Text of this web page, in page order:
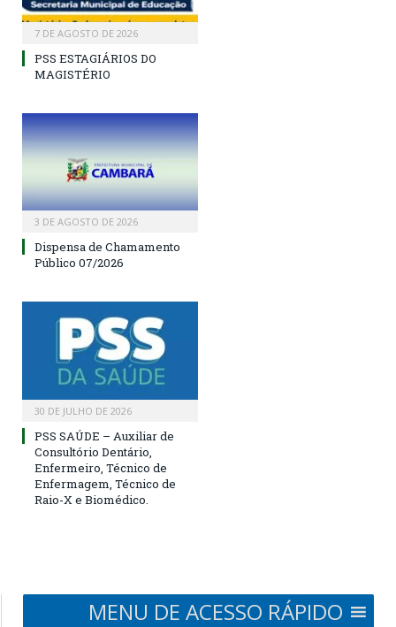
7 DE AGOSTO DE 2026
PSS ESTAGIÁRIOS DO
MAGISTÉRIO
3 DE AGOSTO DE 2026
Dispensa de Chamamento
Público 07/2026
30 DE JULHO DE 2026
PSS SAÚDE – Auxiliar de
Consultório Dentário,
Enfermeiro, Técnico de
Enfermagem, Técnico de
Raio-X e Biomédico.
MENU DE ACESSO RÁPIDO